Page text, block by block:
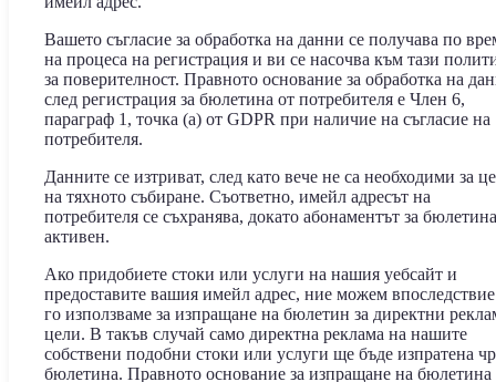
Вашето съгласие за обработка на данни се получава по
на процеса на регистрация и ви се насочва към тази
за поверителност. Правното основание за обработка на
след регистрация за бюлетина от потребителя е Член 6,
параграф 1, точка (a) от GDPR при наличие на съгласие на
потребителя.
Данните се изтриват, след като вече не са необходими за
на тяхното събиране. Съответно, имейл адресът на
потребителя се съхранява, докато абонаментът за
активен.
Ако придобиете стоки или услуги на нашия уебсайт и
предоставите вашия имейл адрес, ние можем
го използваме за изпращане на бюлетин за директни
цели. В такъв случай само директна реклама на нашите
собствени подобни стоки или услуги ще бъде изпратена
бюлетина. Правното основание за изпращане на бюлетина